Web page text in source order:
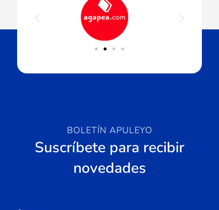
BOLETÍN APULEYO
Suscríbete para recibir
novedades